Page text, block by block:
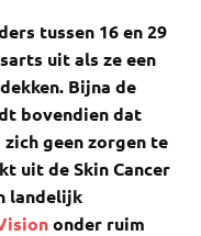
tussen 16 en 29
uit als ze een
Bijna de
bovendien dat
geen zorgen te
uit de Skin Cancer
landelijk
onder ruim